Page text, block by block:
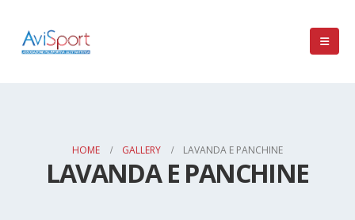
HOME GALLERY LAVANDA E PANCHINE
LAVANDA E PANCHINE